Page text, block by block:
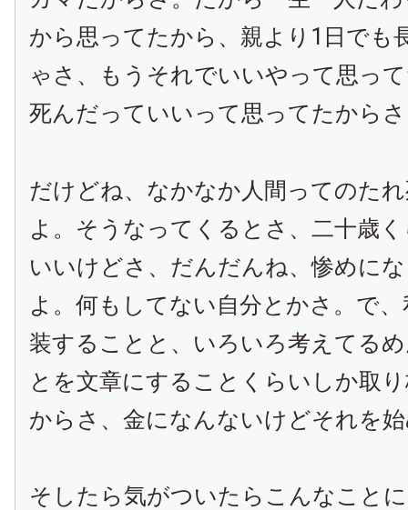
から思ってたから、親より 1 日でも
ゃさ、もうそれでいいやって思っ
死んだっていいって思ってたから
だけどね、なかなか人間ってのた
よ。そうなってくるとさ、二十歳
いいけどさ、だんだんね、惨めに
よ。何もしてない自分とかさ。で
装することと、いろいろ考えてる
とを文章にすることくらいしか取
からさ、金になんないけどそれを
そしたら気がついたらこんなこと